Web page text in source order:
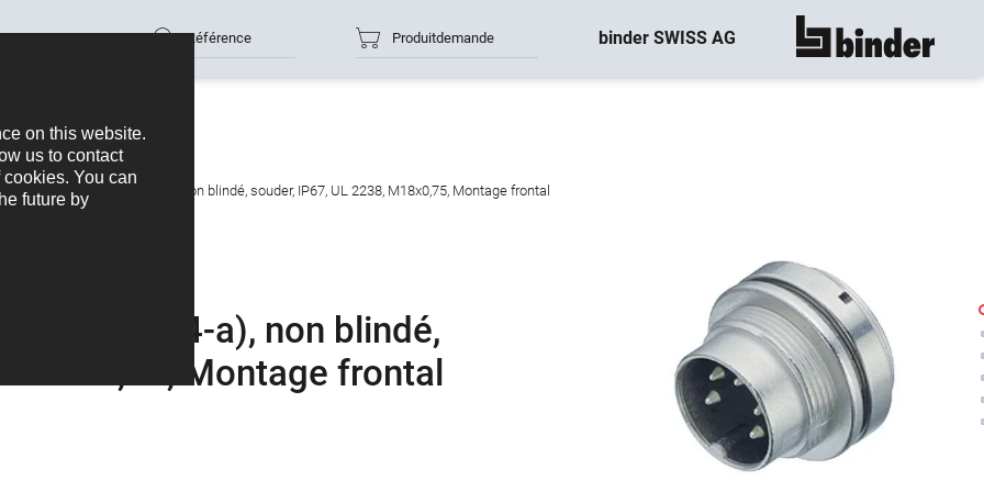
Référence Produitdemande binder SWISS AG montre tout
mâle, Contacts: 4 (04-a), non blindé, souder, IP67, UL 2238, M18x0,75, Montage frontal
4 (04-a), non blindé,
M18x0,75, Montage frontal